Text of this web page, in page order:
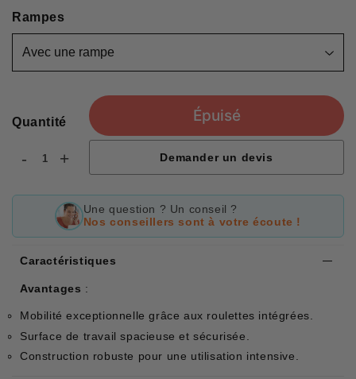
Rampes
Quantité
- +
Épuisé
Demander un devis
Une question ? Un conseil ?
Nos conseillers sont à votre écoute !
Caractéristiques
Avantages :
Mobilité exceptionnelle grâce aux roulettes intégrées.
Surface de travail spacieuse et sécurisée.
Construction robuste pour une utilisation intensive.